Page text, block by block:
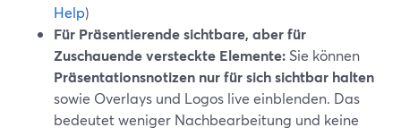
Help)
Für Präsentierende sichtbare, aber für
Zuschauende versteckte Elemente: Sie können
Präsentationsnotizen nur für sich sichtbar halten
sowie Overlays und Logos live einblenden. Das
bedeutet weniger Nachbearbeitung und keine